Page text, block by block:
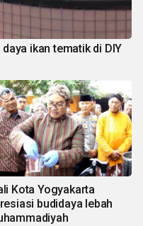
ikan tematik di DIY
Kota Yogyakarta
budidaya lebah